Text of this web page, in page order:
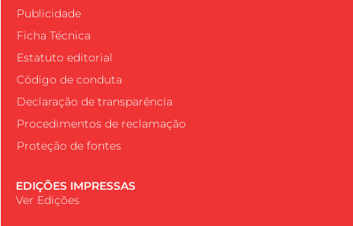
Publicidade
Ficha Técnica
Estatuto editorial
Código de conduta
Declaração de transparência
Procedimentos de reclamação
Proteção de fontes
EDIÇÕES IMPRESSAS
Ver Edições